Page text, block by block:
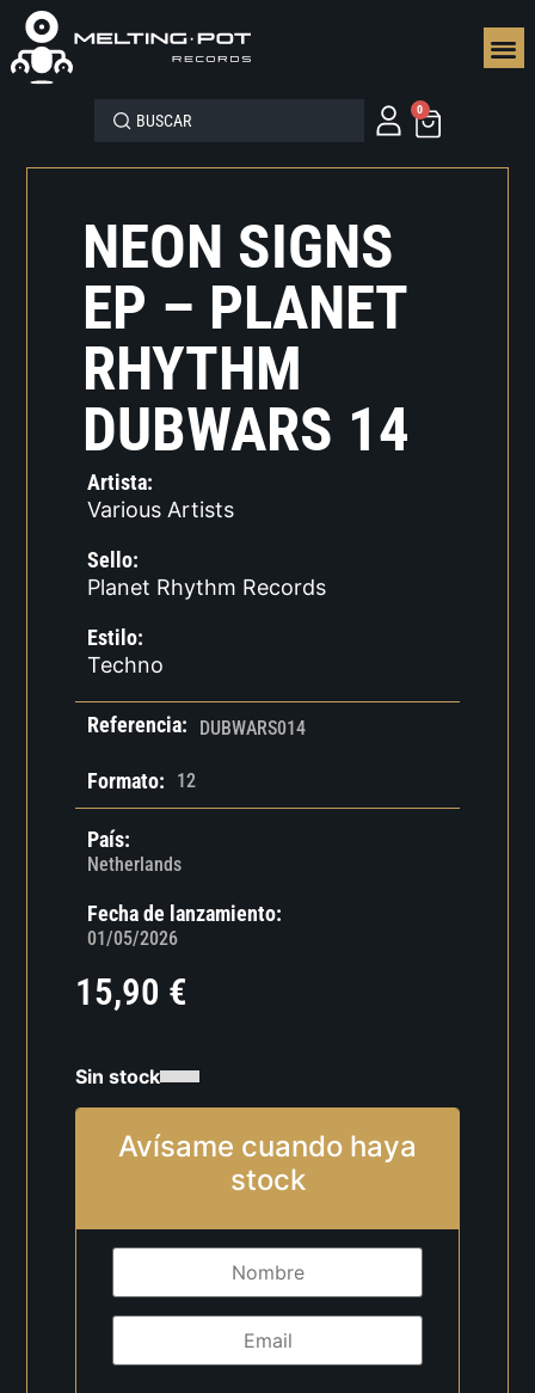
0
NEON SIGNS
EP – PLANET
RHYTHM
DUBWARS 14
Artista:
Various Artists
Sello:
Planet Rhythm Records
Estilo:
Techno
Referencia: DUBWARS014
Formato: 12
País:
Netherlands
Fecha de lanzamiento:
01/05/2026
15,90 €
Sin stock
Avísame cuando haya
stock